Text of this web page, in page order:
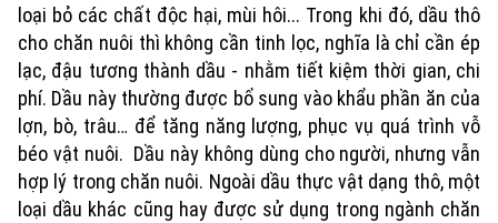
loại bỏ các chất độc hại, mùi hôi... Trong khi đó, dầu thô
cho chăn nuôi thì không cần tinh lọc, nghĩa là chỉ cần ép
lạc, đậu tương thành dầu - nhằm tiết kiệm thời gian, chi
phí. Dầu này thường được bổ sung vào khẩu phần ăn của
lợn, bò, trâu… để tăng năng lượng, phục vụ quá trình vỗ
béo vật nuôi. Dầu này không dùng cho người, nhưng vẫn
hợp lý trong chăn nuôi. Ngoài dầu thực vật dạng thô, một
loại dầu khác cũng hay được sử dụng trong ngành chăn